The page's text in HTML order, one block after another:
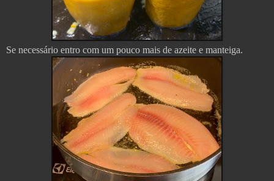
Se necessário entro com um pouco mais de azeite e manteiga.